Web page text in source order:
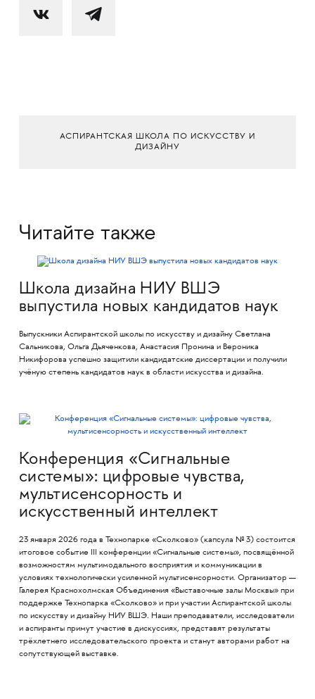
АСПИРАНТСКАЯ ШКОЛА ПО ИСКУССТВУ И
ДИЗАЙНУ
Читайте также
Школа дизайна НИУ ВШЭ
выпустила новых кандидатов наук
Выпускники Аспирантской школы по искусству и дизайну Светлана
Сальникова, Ольга Дьяченкова, Анастасия Пронина и Вероника
Никифорова успешно защитили кандидатские диссертации и получили
учёную степень кандидатов наук в области искусства и дизайна.
Конференция «Сигнальные
системы»: цифровые чувства,
мультисенсорность и
искусственный интеллект
23 января 2026 года в Технопарке «Сколково» (капсула № 3) состоится
итоговое событие III конференции «Сигнальные системы», посвящённой
возможностям мультимодального восприятия и коммуникации в
условиях технологически усиленной мультисенсорности. Организатор —
Галерея Краснохолмская Объединения «Выставочные залы Москвы» при
поддержке Технопарка «Сколково» и при участии Аспирантской школы
по искусству и дизайну НИУ ВШЭ. Наши преподаватели, исследователи
и аспиранты примут участие в дискуссиях, представят результаты
трёхлетнего исследовательского проекта и станут авторами работ на
сопутствующей выставке.